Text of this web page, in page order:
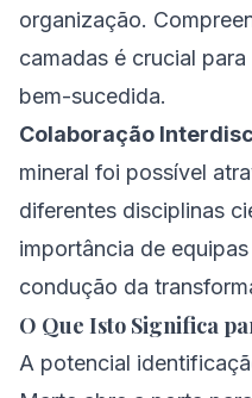
organização.
camadas é crucial
bem-sucedida.
Colaboração
mineral foi possível
diferentes disciplinas
importância de
condução da
O Que Isto Significa
A potencial